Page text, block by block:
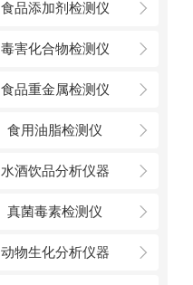
食品添加剂检测仪
毒害化合物检测仪
食品重金属检测仪
食用油脂检测仪
水酒饮品分析仪器
真菌毒素检测仪
动物生化分析仪器